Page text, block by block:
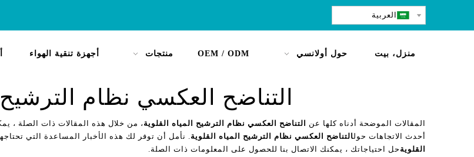
العربية
منزل، بيت حول أولانسي OEM / ODM منتجات أجهزة تنقية الهواء
التناضح العكسي نظام الترشيح
المقالات الموضحة أدناه كلها عن التناضح العكسي نظام الترشيح المياه القلوية ، من خلال هذه المقالات ذات الصلة ،
أحدث الاتجاهات حولالتناضح العكسي نظام الترشيح المياه القلوية. نأمل أن توفر لك هذه الأخبار المساعدة التي
القلوية حل احتياجاتك ، يمكنك الاتصال بنا للحصول على المعلومات ذات الصلة.